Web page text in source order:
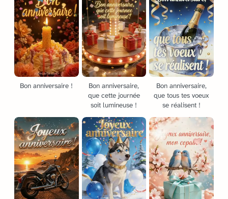
Bon anniversaire !
Bon anniversaire,
que cette journée
soit lumineuse !
Bon anniversaire,
que tous tes voeux
se réalisent !